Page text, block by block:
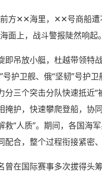
方✕✕海里，✕✕号商船遭
面上，战斗警报陡然响起。
即吊放小艇，杜越带领特
号护卫舰、俄“坚韧”号护
分三个突击分队快速抵近“
掩护，快速攀爬登船，协
救“人质”。期间，各国海
配合，整个过程衔接紧密、
曾在国际赛事多次拔得头